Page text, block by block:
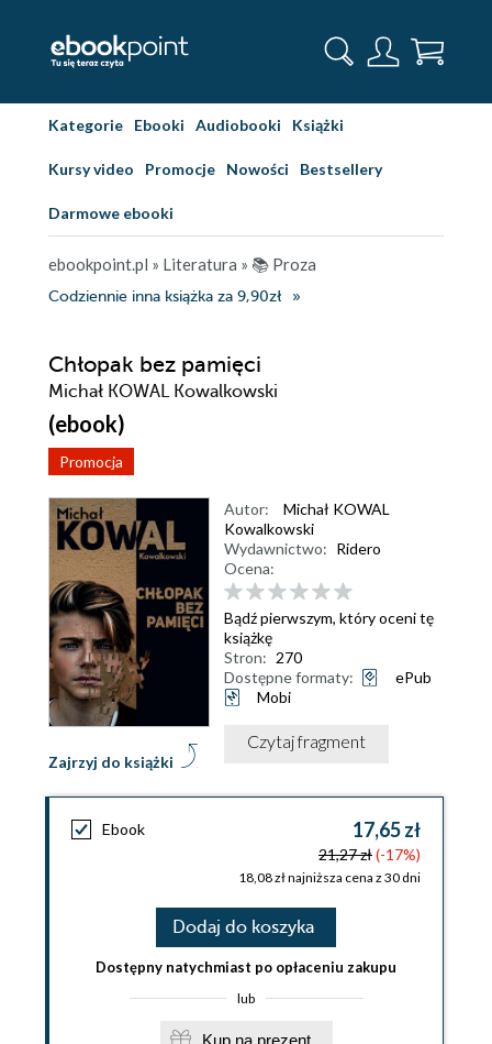
Kategorie Ebooki Audiobooki Książki
Kursy video Promocje Nowości Bestsellery
Darmowe ebooki
ebookpoint.pl » Literatura » 📚 Proza
Codziennie inna książka za 9,90zł
Chłopak bez pamięci
Michał KOWAL Kowalkowski
(ebook)
Promocja
Zajrzyj do książki
Autor:
Michał KOWAL
Kowalkowski
Wydawnictwo: Ridero
Ocena:
Bądź pierwszym, który oceni tę
książkę
Stron: 270
Dostępne formaty:
ePub
Mobi
Czytaj fragment
Ebook 17,65 zł
21,27 zł(-17%)
18,08 zł najniższa cena z 30 dni
Dodaj do koszyka
Dostępny natychmiast po opłaceniu zakupu
lub